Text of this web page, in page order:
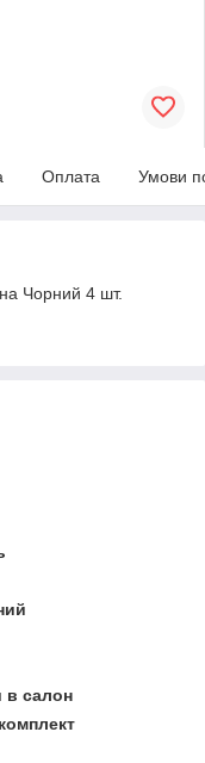
Оплата Умови
Чорний 4 шт.
в салон